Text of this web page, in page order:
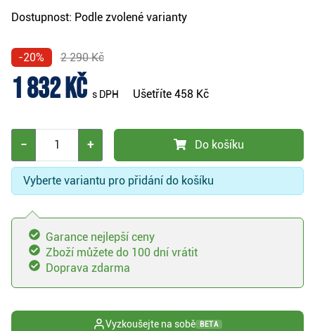
Dostupnost: Podle zvolené varianty
-20% 2 290 Kč
1 832 Kč s DPH Ušetříte 458 Kč
− + Do košíku
Vyberte variantu pro přidání do košíku
Garance nejlepší ceny
Zboží můžete do 100 dní vrátit
Doprava zdarma
Vyzkoušejte na sobě BETA